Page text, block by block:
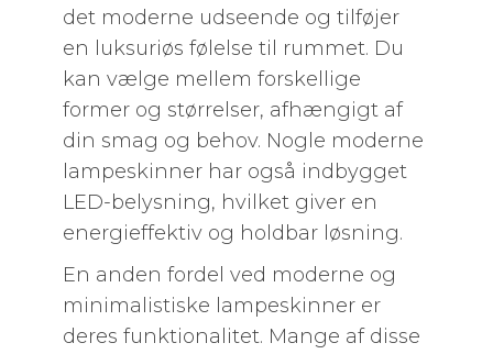
det moderne udseende og tilføjer
en luksuriøs følelse til rummet. Du
kan vælge mellem forskellige
former og størrelser, afhængigt af
din smag og behov. Nogle moderne
lampeskinner har også indbygget
LED-belysning, hvilket giver en
energieffektiv og holdbar løsning.
En anden fordel ved moderne og
minimalistiske lampeskinner er
deres funktionalitet. Mange af disse